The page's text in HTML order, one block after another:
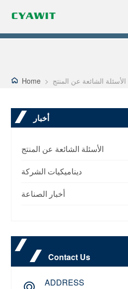
Home > الأسئلة الشائعة عن المنتج
أخبار
الأسئلة الشائعة عن المنتج
ديناميكيات الشركة
أخبار الصناعة
Contact Us
ADDRESS